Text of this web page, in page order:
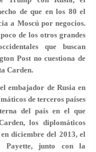
de que en los 80 el
a Moscú por negocios.
de los otros grandes
que buscan
Post no cuestiona de
Carden.
embajador de Rusia en
de terceros países
del país en el que
los diplomáticos
diciembre del 2013, el
Payette, junto con la